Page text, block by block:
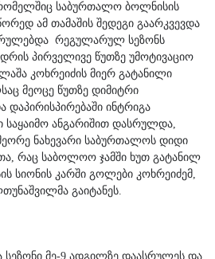
საბურთალო ბოლნისის
ამ თამაშის შედეგი გაარკვევდა
რეგულარულ სეზონს
პირველივე წუთზე უმოტივაციო
კოხრეიძის მიერ გატანილი
მეოცე წუთზე დიმიტრი
დაპირისპირებაში ინტრიგა
საყაიმო ანგარიშით დასრულდა,
ნახევარი საბურთალოს დიდი
რაც საბოლოო ჯამში ხუთ გატანილ
სიონის კარში გოლები კოხრეიძემ,
გაიტანეს.
მე-9 ადგილზე დაასრულეს და